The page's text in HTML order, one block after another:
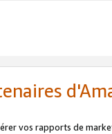
vos rapports de